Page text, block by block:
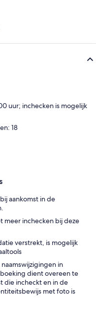
uur; inchecken is mogelijk
18
aankomst in de
meer inchecken bij deze
verstrekt, is mogelijk
in
dient overeen te
die incheckt en in de
met foto is